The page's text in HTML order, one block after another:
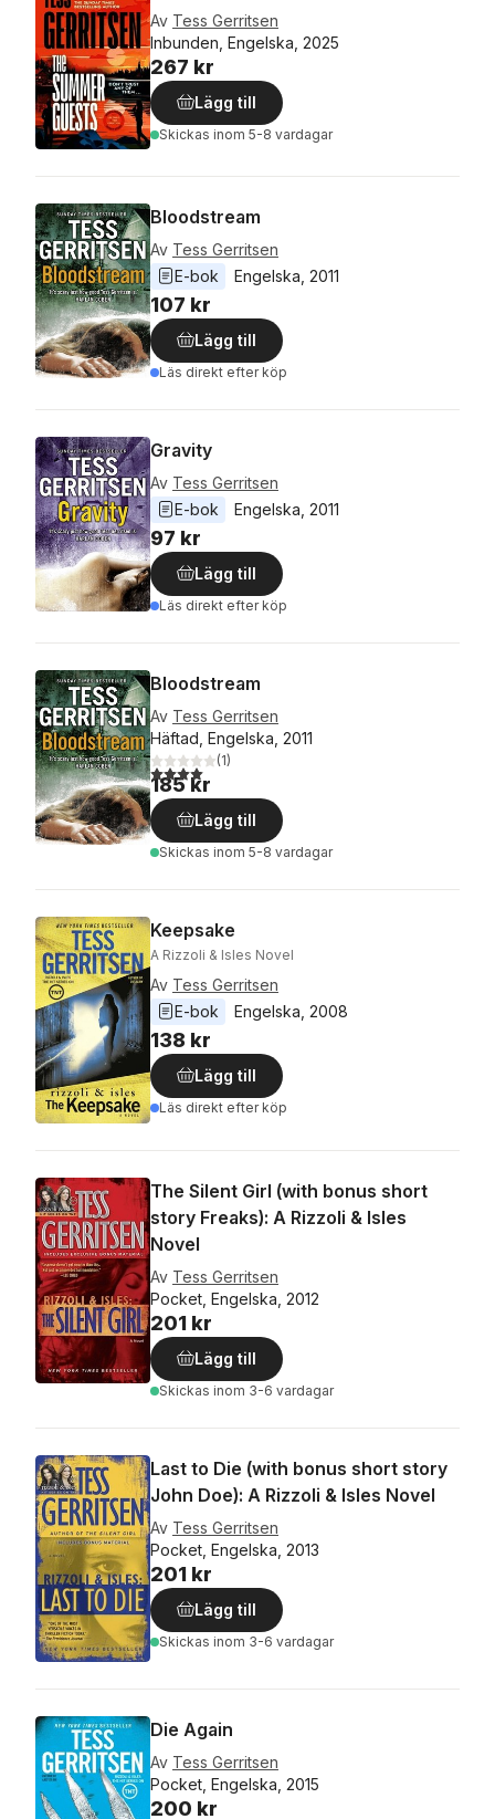
Av Tess Gerritsen
Inbunden, Engelska, 2025
267 kr
Lägg till
Skickas inom 5-8 vardagar
Bloodstream
Av Tess Gerritsen
E-bok
Engelska 2011
107 kr
Lägg till
Läs direkt efter köp
Gravity
Av Tess Gerritsen
E-bok
Engelska 2011
97 kr
Lägg till
Läs direkt efter köp
Bloodstream
Av Tess Gerritsen
Häftad, Engelska, 2011
4,0utav 5 stjärnor. Totalt antal röster:
(1)
185 kr
Lägg till
Skickas inom 5-8 vardagar
Keepsake
A Rizzoli & Isles Novel
Av Tess Gerritsen
E-bok
Engelska 2008
138 kr
Lägg till
Läs direkt efter köp
The Silent Girl (with bonus short
story Freaks): A Rizzoli & Isles
Novel
Av Tess Gerritsen
Pocket, Engelska, 2012
201 kr
Lägg till
Skickas inom 3-6 vardagar
Last to Die (with bonus short story
John Doe): A Rizzoli & Isles Novel
Av Tess Gerritsen
Pocket, Engelska, 2013
201 kr
Lägg till
Skickas inom 3-6 vardagar
Die Again
Av Tess Gerritsen
Pocket, Engelska, 2015
200 kr